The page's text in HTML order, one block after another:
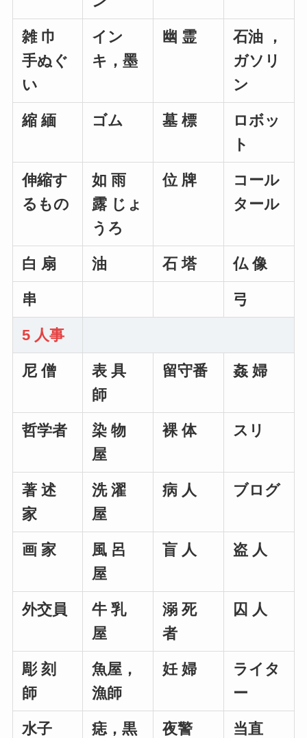
雑 巾
手ぬぐ
い
イン
キ，墨
幽 霊
石油 ，
ガソリ
ン
縮 緬 ゴム 墓 標
ロボッ
ト
伸縮す
るもの
如 雨
露 じょ
うろ
位 牌
コール
タール
白 扇 油 石 塔 仏 像
串 弓
5 人事
尼 僧
表 具
師
留守番 姦 婦
哲学者
染 物
屋
裸 体 スリ
著 述
家
洗 濯
屋
病 人 ブログ
画 家
風 呂
屋
盲 人 盗 人
外交員
牛 乳
屋
溺 死
者
囚 人
彫 刻
師
魚屋，
漁師
妊 婦
ライタ
ー
水子
痣，黒
夜警 当直